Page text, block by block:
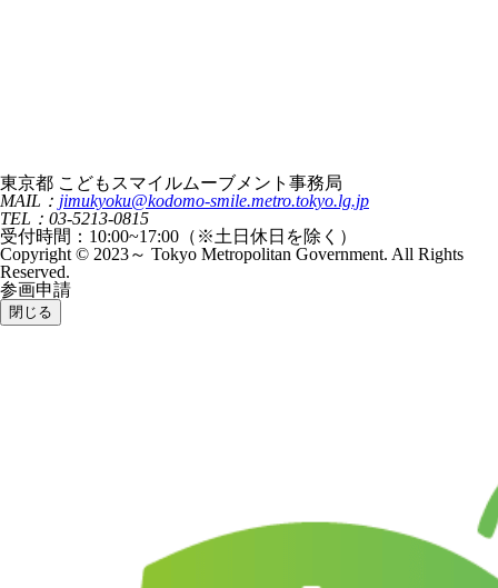
東京都 こどもスマイルムーブメント事務局
MAIL： jimukyoku@kodomo-smile.metro.tokyo.lg.jp
TEL：03-5213-0815
受付時間：10:00~17:00（※土日休日を除く）
Copyright © 2023～ Tokyo Metropolitan Government. All Rights
Reserved.
参画申請
閉じる